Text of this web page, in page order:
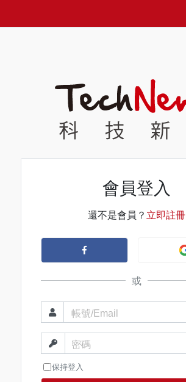
會員登入
還不是會員？ 立即註冊
或
帳號/Email
密碼
保持登入